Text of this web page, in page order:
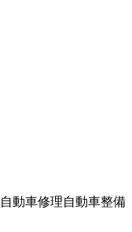
自動車修理自動車整備